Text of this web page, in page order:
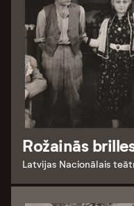
Rožainās
Latvijas Nacionālais